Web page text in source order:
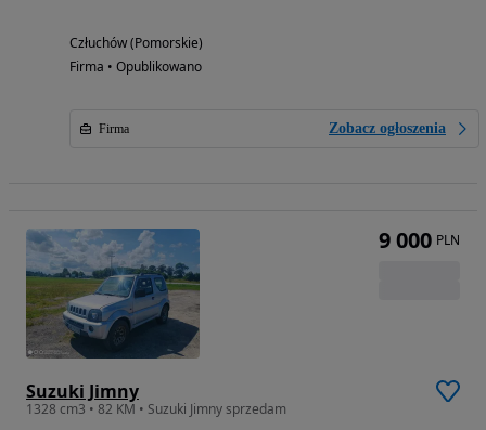
Człuchów (Pomorskie)
Firma • Opublikowano
Firma Zobacz ogłoszenia
Suzuki Jimny
1328 cm3 • 82 KM • Suzuki Jimny sprzedam
9 000 PLN